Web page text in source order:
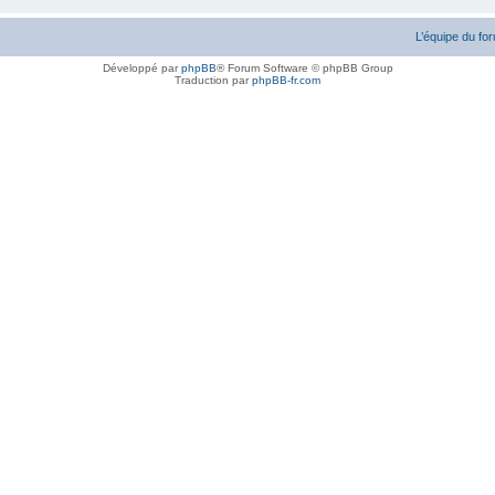
L’équipe du
Développé parphpBB® Forum Software © phpBB Group
Traduction parphpBB-fr.com